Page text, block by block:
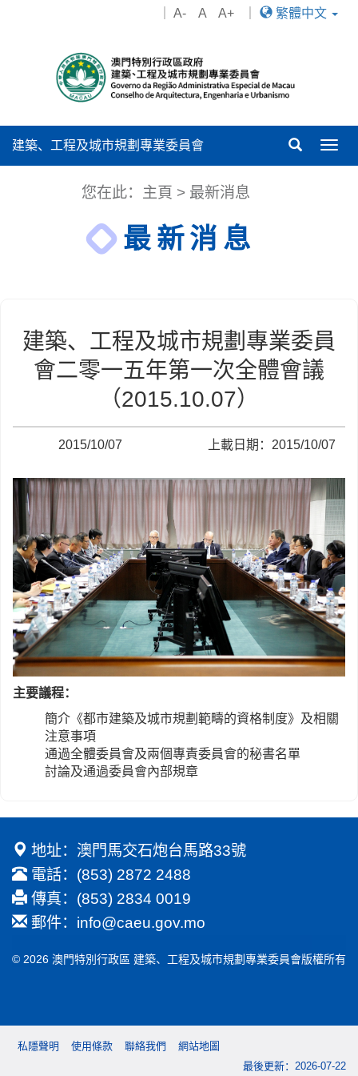
A- A A+ 繁體中文
建築、工程及城市規劃專業委員會
您在此： 主頁 > 最新消息
最新消息
建築、工程及城市規劃專業委員
會二零一五年第一次全體會議
（2015.10.07）
2015/10/07 上載日期：2015/10/07
主要議程：
簡介《都市建築及城市規劃範疇的資格制度》及相關
注意事項
通過全體委員會及兩個專責委員會的秘書名單
討論及通過委員會內部規章
地址：澳門馬交石炮台馬路33號
電話：(853) 2872 2488
傳真：(853) 2834 0019
郵件： info@caeu.gov.mo
© 2026 澳門特別行政區 建築、工程及城市規劃專業委員會版權所有
私隱聲明 使用條款 聯絡我們
網站地圖
最後更新：2026-07-22